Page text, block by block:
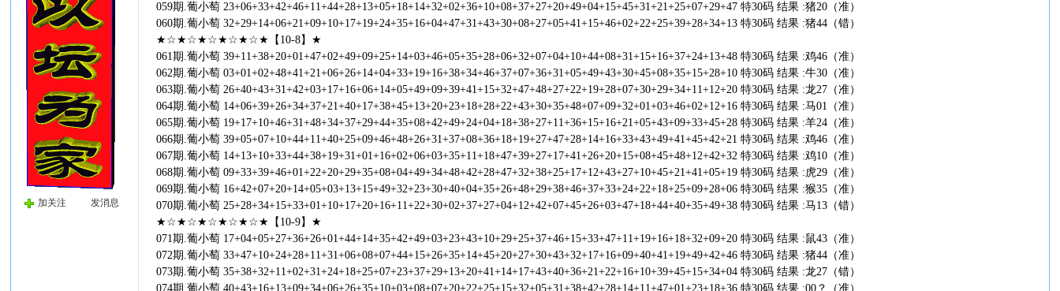
加关注 发消息
059期.葡小萄 23+06+33+42+46+11+44+28+13+05+18+14+32+02+36+10+08+37+27+20+49+04+15+45+31+21+25+07+29+47 特30码 结果 :猪20（准）
060期.葡小萄 32+29+14+06+21+09+10+17+19+24+35+16+04+47+31+43+30+08+27+05+41+15+46+02+22+25+39+28+34+13 特30码 结果 :猪44（错）
★☆★☆★☆★☆★☆★【10-8】★
061期.葡小萄 39+11+38+20+01+47+02+49+09+25+14+03+46+05+35+28+06+32+07+04+10+44+08+31+15+16+37+24+13+48 特30码 结果 :鸡46（准）
062期.葡小萄 03+01+02+48+41+21+06+26+14+04+33+19+16+38+34+46+37+07+36+31+05+49+43+30+45+08+35+15+28+10 特30码 结果 :牛30（准）
063期.葡小萄 26+40+43+31+42+03+17+16+06+14+05+49+09+39+41+15+32+47+48+27+22+19+28+07+30+29+34+11+12+20 特30码 结果 :龙27（准）
064期.葡小萄 14+06+39+26+34+37+21+40+17+38+45+13+20+23+18+28+22+43+30+35+48+07+09+32+01+03+46+02+12+16 特30码 结果 :马01（准）
065期.葡小萄 19+17+10+46+31+48+34+37+29+44+35+08+42+49+24+04+18+38+27+11+36+15+16+21+05+43+09+33+45+28 特30码 结果 :羊24（准）
066期.葡小萄 39+05+07+10+44+11+40+25+09+46+48+26+31+37+08+36+18+19+27+47+28+14+16+33+43+49+41+45+42+21 特30码 结果 :鸡46（准）
067期.葡小萄 14+13+10+33+44+38+19+31+01+16+02+06+03+35+11+18+47+39+27+17+41+26+20+15+08+45+48+12+42+32 特30码 结果 :鸡10（准）
068期.葡小萄 09+33+39+46+01+22+20+29+35+08+04+49+34+48+42+28+47+32+38+25+17+12+43+27+10+45+21+41+05+19 特30码 结果 :虎29（准）
069期.葡小萄 16+42+07+20+14+05+03+13+15+49+32+23+30+40+04+35+26+48+29+38+46+37+33+24+22+18+25+09+28+06 特30码 结果 :猴35（准）
070期.葡小萄 25+28+34+15+33+01+10+17+20+16+11+22+30+02+37+27+04+12+42+07+45+26+03+47+18+44+40+35+49+38 特30码 结果 :马13（错）
★☆★☆★☆★☆★☆★【10-9】★
071期.葡小萄 17+04+05+27+36+26+01+44+14+35+42+49+03+23+43+10+29+25+37+46+15+33+47+11+19+16+18+32+09+20 特30码 结果 :鼠43（准）
072期.葡小萄 33+47+10+24+28+11+31+06+08+07+44+15+26+35+14+45+20+27+30+43+32+17+16+09+40+41+19+49+42+46 特30码 结果 :猪44（准）
073期.葡小萄 35+38+32+11+02+31+24+18+25+07+23+37+29+13+20+41+14+17+43+40+36+21+22+16+10+39+45+15+34+04 特30码 结果 :龙27（错）
074期.葡小萄 40+43+16+13+09+34+06+26+35+10+03+08+07+20+22+25+15+32+05+31+38+42+28+14+11+47+01+23+18+36 特30码 结果 :00？（准）